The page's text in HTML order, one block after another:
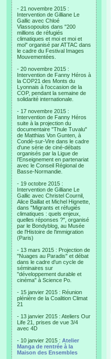
- 21 novembre 2015 :
Intervention de Gilliane Le
Gallic avec Chloé
Vlassopoulos dans "200
millions de réfugiés
climatiques et moi et moi et
moi" organisé par ATTAC dans
le cadre du Festival Images
Mouvementées.
- 20 novembre 2015 :
Intervention de Fanny Héros à
la COP21 des Monts du
Lyonnais à l'occasion de la
COP, pendant la semaine de
solidarité internationale.
- 17 novembre 2015 :
Intervention de Fanny Héros
suite à la projection du
documentaire "Thule Tuvalu"
de Matthias Von Gunten, à
Condé-sur-Vire dans le cadre
d'une série de ciné-débats
organisés par la Ligue de
l'Enseignement en partenariat
avec le Conseil Régional de
Basse-Normandie.
- 19 octobre 2015 :
Intervention de Gilliane Le
Gallic avec Christel Cournil,
Alice Baillat et Michel Hignette,
dans "Migrants et réfugiés
climatiques : quels enjeux,
quelles réponses ?", organisé
par le Bondyblog, au Musée
de l'Histoire de l'immigration
(Paris)
- 13 mars 2015 : Projection de
"Nuages au Paradis" et débat
dans le cadre d'un cycle de
séminaires sur
"développement durable et
cinéma" à Science Po.
- 15 janvier 2015 : Réunion
plénière de la Coalition Climat
21
- 13 janvier 2015 : Ateliers Our
Life 21, prises de vue 3/4
avec 4D
- 10 janvier 2015 : Atelier
Manga de rentrée à la
Maison des Ensembles